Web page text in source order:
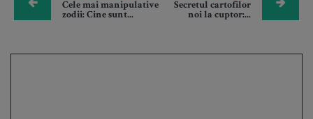
Cele mai manipulative
zodii: Cine sunt...
Secretul cartofilor
noi la cuptor:...